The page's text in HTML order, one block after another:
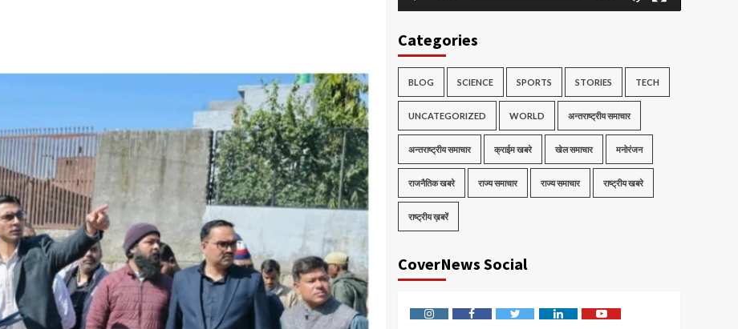
Categories
BLOG SCIENCE SPORTS STORIES TECH
UNCATEGORIZED WORLD अन्तराष्ट्रीय समाचार
अन्तराष्ट्रीय समाचार क्राईम खबरे खेल समाचार मनोरंजन
राजनैतिक खबरे राज्य समाचार राज्य समाचार राष्ट्रीय खबरे
राष्ट्रीय ख़बरें
CoverNews Social
InstagramFacebookTwitter LinkedinYoutube